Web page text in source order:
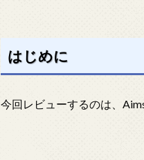
はじめに
今回レビューするのは、